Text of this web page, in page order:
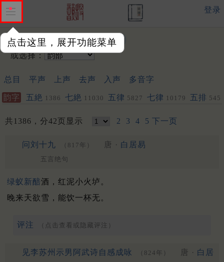
点击这里，展开功能菜单
登录
输入韵字：
或选择：
总目 平声 上声 去声 入声 多音字
韵字 五絶 1386 七絶 11030 五律 5827 七律 10179 五排 545
共1386，分42页显示 2 3 4 5 下一页
问刘十九 （817年） 唐 · 白居易
五言绝句
绿蚁 新醅酒，红泥小火垆。
晚来天欲雪，能饮一杯无。
评注 （点击查看或隐藏评注）
见李苏州示男阿武诗自感成咏 （824年） 唐 · 白居